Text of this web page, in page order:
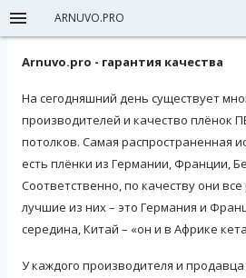
ARNUVO.PRO
Arnuvo.pro - гарантия качества
На сегодняшний день существует
производителей и качество плёнок
потолков. Самая распространенная
есть плёнки из Германии, Франции,
Соответственно, по качеству они
лучшие из них – это Германия и
середина, Китай – «он и в Африке
У каждого производителя и